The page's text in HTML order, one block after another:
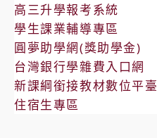
高三升學報考系統
學生課業輔導專區
圓夢助學網(獎助學金)
台灣銀行學雜費入口網
新課綱銜接教材數位平臺
住宿生專區